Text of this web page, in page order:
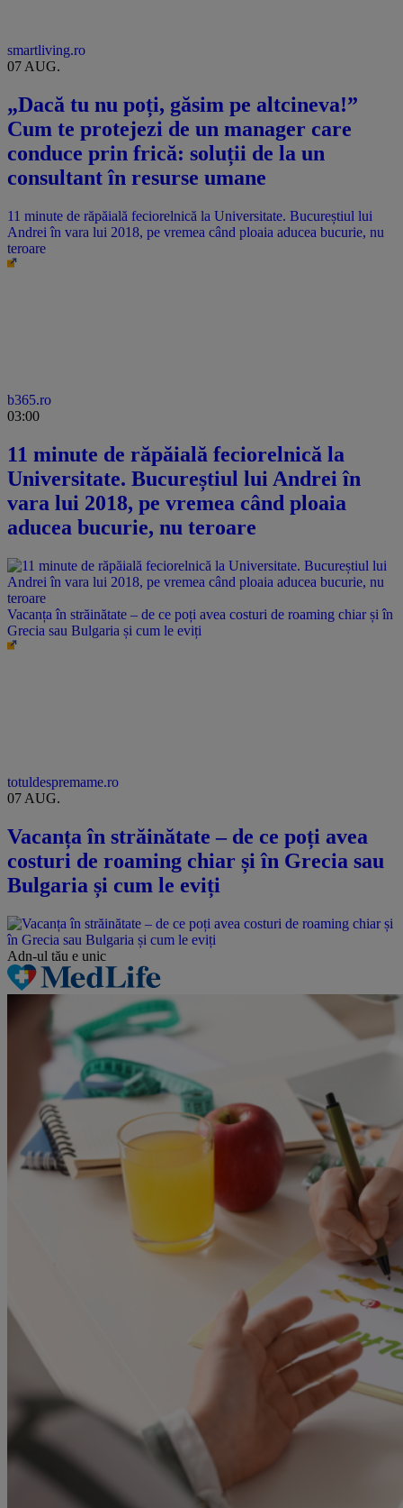
smartliving.ro
07 AUG.
„Dacă tu nu poți, găsim pe altcineva!”
Cum te protejezi de un manager care
conduce prin frică: soluții de la un
consultant în resurse umane
11 minute de răpăială feciorelnică la Universitate. Bucureștiul lui
Andrei în vara lui 2018, pe vremea când ploaia aducea bucurie, nu
teroare
b365.ro
03:00
11 minute de răpăială feciorelnică la
Universitate. Bucureștiul lui Andrei în
vara lui 2018, pe vremea când ploaia
aducea bucurie, nu teroare
Vacanța în străinătate – de ce poți avea costuri de roaming chiar și în
Grecia sau Bulgaria și cum le eviți
totuldespremame.ro
07 AUG.
Vacanța în străinătate – de ce poți avea
costuri de roaming chiar și în Grecia sau
Bulgaria și cum le eviți
Adn-ul tău e unic